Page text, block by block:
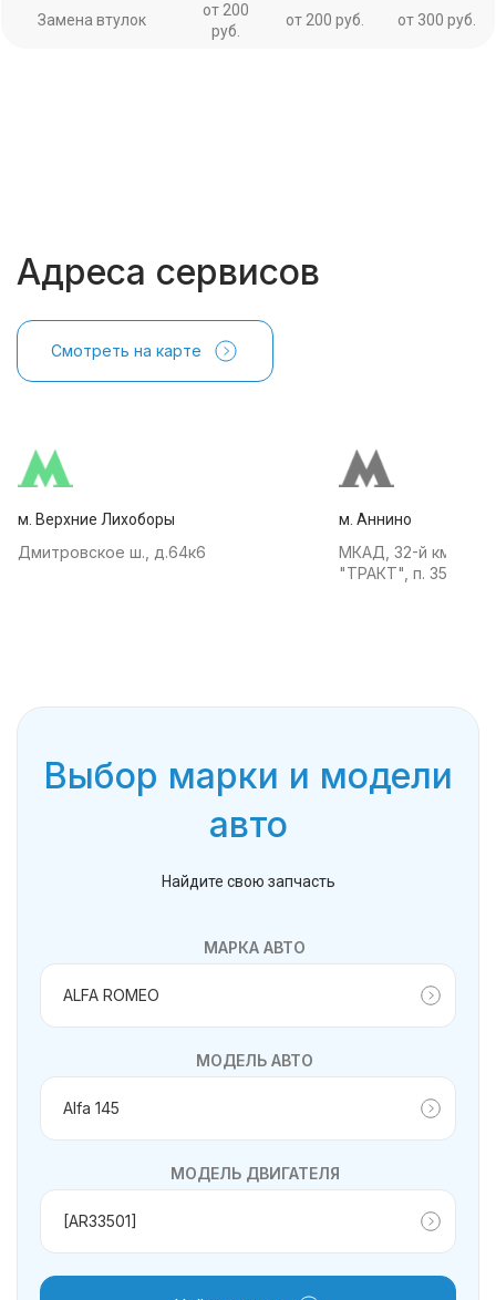
Замена втулок
от 200
руб.
от 200 руб. от 300 руб.
Адреса сервисов
Смотреть на карте
м. Верхние Лихоборы
Дмитровское ш., д.64к6
м. Аннино
МКАД, 32-й км, АТК
"ТРАКТ", п. 35
Выбор марки и модели
авто
Найдите свою запчасть
МАРКА АВТО
МОДЕЛЬ АВТО
МОДЕЛЬ ДВИГАТЕЛЯ